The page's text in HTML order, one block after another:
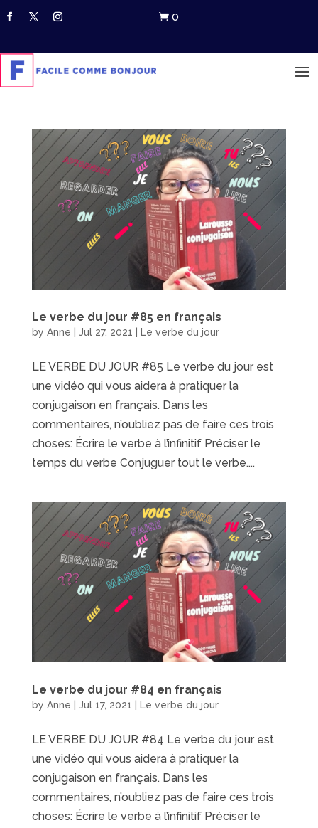
 0
Le verbe du jour #85 en français
by Anne Jul 27, 2021 Le verbe du jour
LE VERBE DU JOUR #85 Le verbe du jour est
une vidéo qui vous aidera à pratiquer la
conjugaison en français. Dans les
commentaires, n’oubliez pas de faire ces trois
choses: Écrire le verbe à l’infinitif Préciser le
temps du verbe Conjuguer tout le verbe....
Le verbe du jour #84 en français
by Anne Jul 17, 2021 Le verbe du jour
LE VERBE DU JOUR #84 Le verbe du jour est
une vidéo qui vous aidera à pratiquer la
conjugaison en français. Dans les
commentaires, n’oubliez pas de faire ces trois
choses: Écrire le verbe à l’infinitif Préciser le